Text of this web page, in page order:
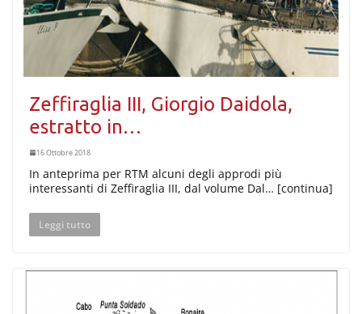
Zeffiraglia III, Giorgio Daidola,
estratto in…
16 Ottobre 2018
In anteprima per RTM alcuni degli approdi più
interessanti di Zeffiraglia III, dal volume Dal… [continua]
Leggi tutto